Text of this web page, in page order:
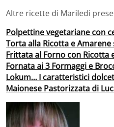
Altre ricette di Mariledi
Polpettine vegetariane con
Torta alla Ricotta e
Frittata al Forno con Ricotta
Fornata ai 3 Formaggi e
Lokum… I caratteristici
Maionese Pastorizzata di